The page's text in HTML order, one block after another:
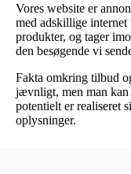
Vores website er
med adskillige
produkter, og tager
den besøgende vi
Fakta omkring tilbud
jævnligt, men man kan
potentielt er realiseret
oplysninger.